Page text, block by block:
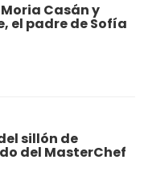
Casán y
el padre de Sofía
sillón de
del MasterChef